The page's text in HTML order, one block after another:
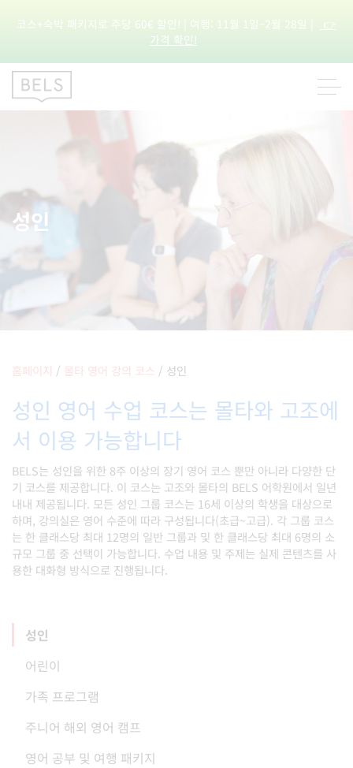
코스+숙박 패키지로 주당 60€ 할인! | 여행: 11월 1일–2월 28일 |
👉
가격 확인!
성인
홈페이지 / 몰타 영어 강의 코스 / 성인
성인 영어 수업 코스는 몰타와 고조에
서 이용 가능합니다
BELS는 성인을 위한 8주 이상의 장기 영어 코스 뿐만 아니라 다양한 단
기 코스를 제공합니다. 이 코스는 고조와 몰타의 BELS 어학원에서 일년
내내 제공됩니다. 모든 성인 그룹 코스는 16세 이상의 학생을 대상으로
하며, 강의실은 영어 수준에 따라 구성됩니다(초급~고급). 각 그룹 코스
는 한 클래스당 최대 12명의 일반 그룹과 및 한 클래스당 최대 6명의 소
규모 그룹 중 선택이 가능합니다. 수업 내용 및 주제는 실제 콘텐츠를 사
용한 대화형 방식으로 진행됩니다.
성인
어린이
가족 프로그램
주니어 해외 영어 캠프
영어 공부 및 여행 패키지